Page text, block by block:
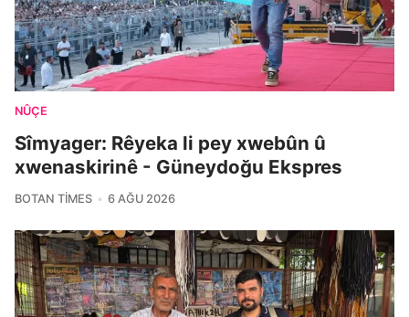
NÛÇE
Sîmyager: Rêyeka li pey xwebûn û
xwenaskirinê - Güneydoğu Ekspres
BOTAN TIMES 6 AĞU 2026